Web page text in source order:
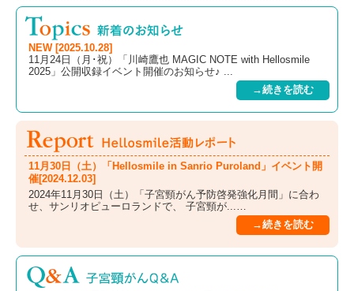
NEW [2025.10.28]
11月24日（月･祝）「川崎鷹也 MAGIC NOTE with Hellosmile
2025」公開収録イベント開催のお知らせ♪ ...
→続きを読む
11月30日（土）「Hellosmile in Sanrio Puroland」イベント開
催[2024.12.03]
2024年11月30日（土）「子宮頸がん予防啓発強化月間」に合わ
せ、サンリオピューロランドで、 子宮頸が...…
→続きを読む